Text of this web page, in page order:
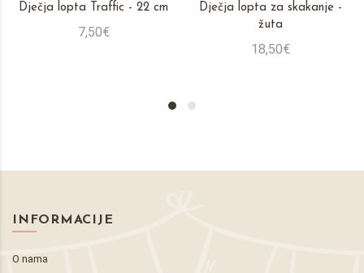
Dječja lopta Traffic - 22 cm
7,50€
Dječja lopta za skakanje -
žuta
18,50€
INFORMACIJE
O nama